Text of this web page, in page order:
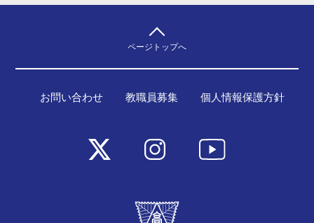
ページトップへ
お問い合わせ 教職員募集 個人情報保護方針